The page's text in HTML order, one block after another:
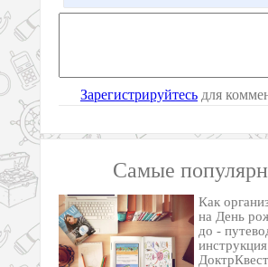
Зарегистрируйтесь для
Самые
Как
на День
до -
ДоктрКвест